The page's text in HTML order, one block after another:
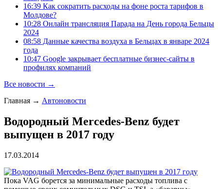
16:39 Как сократить расходы на фоне роста тарифов в
Молдове?
10:28 Онлайн трансляция Парада на День города Бельцы
2024
08:58 Данные качества воздуха в Бельцах в январе 2024
года
10:47 Google закрывает бесплатные бизнес-сайты в
профилях компаний
Все новости →
Главная → Автоновости
Водородный Mercedes-Benz будет
выпущен в 2017 году
17.03.2014
Пока VAG борется за минимальные расходы топлива с